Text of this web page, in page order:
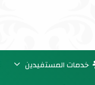
خدمات المستفيدين